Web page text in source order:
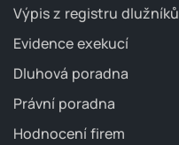
Výpis z registru dlužníků
Evidence exekucí
Dluhová poradna
Právní poradna
Hodnocení firem